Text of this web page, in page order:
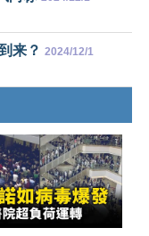
来？ 2024/12/1